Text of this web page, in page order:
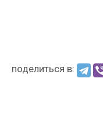
поделиться в: